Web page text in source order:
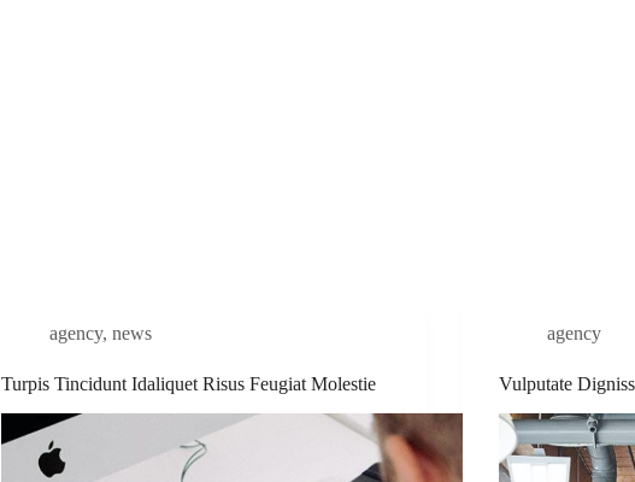
agency,news
Turpis Tincidunt Idaliquet Risus Feugiat Molestie
agency
Vulputate